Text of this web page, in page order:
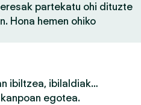
partekatu ohi dituzte
Hona hemen ohiko
ibiltzea, ibilaldiak…
egotea.